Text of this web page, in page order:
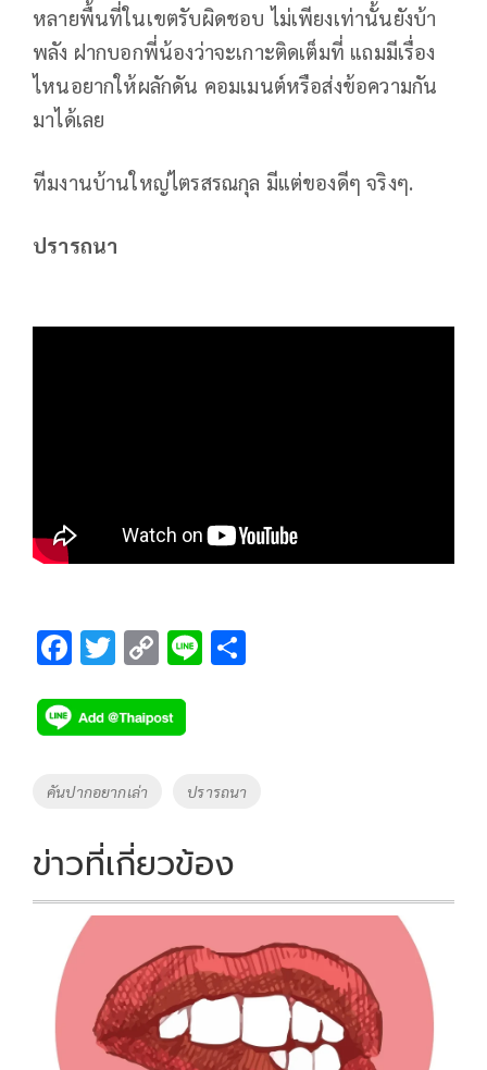
หลายพื้นที่ในเขตรับผิดชอบ ไม่เพียงเท่านั้นยังบ้า
พลัง ฝากบอกพี่น้องว่าจะเกาะติดเต็มที่ แถมมีเรื่อง
ไหนอยากให้ผลักดัน คอมเมนต์หรือส่งข้อความกัน
มาได้เลย
ทีมงานบ้านใหญ่ไตรสรณกุล มีแต่ของดีๆ จริงๆ.
ปรารถนา
F
e
b
o
k
T
tt
er
C
p
y
Li
k
Li
Tags
คันปากอยากเล่า ปรารถนา
ข่าวที่เกี่ยวข้อง